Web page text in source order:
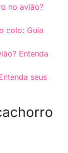
no avião?
colo: Guia
Entenda
seus